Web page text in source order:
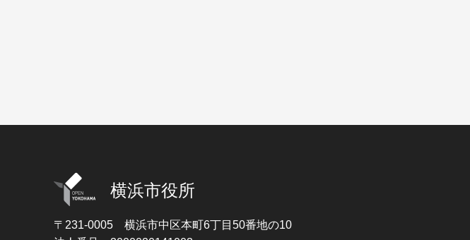
横浜市役所
〒231-0005 横浜市中区本町6丁目50番地の10